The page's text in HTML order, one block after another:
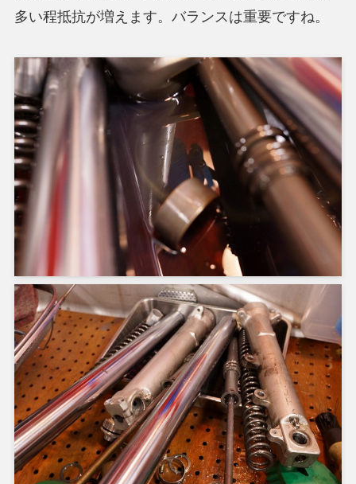
多い程抵抗が増えます。バランスは重要ですね。